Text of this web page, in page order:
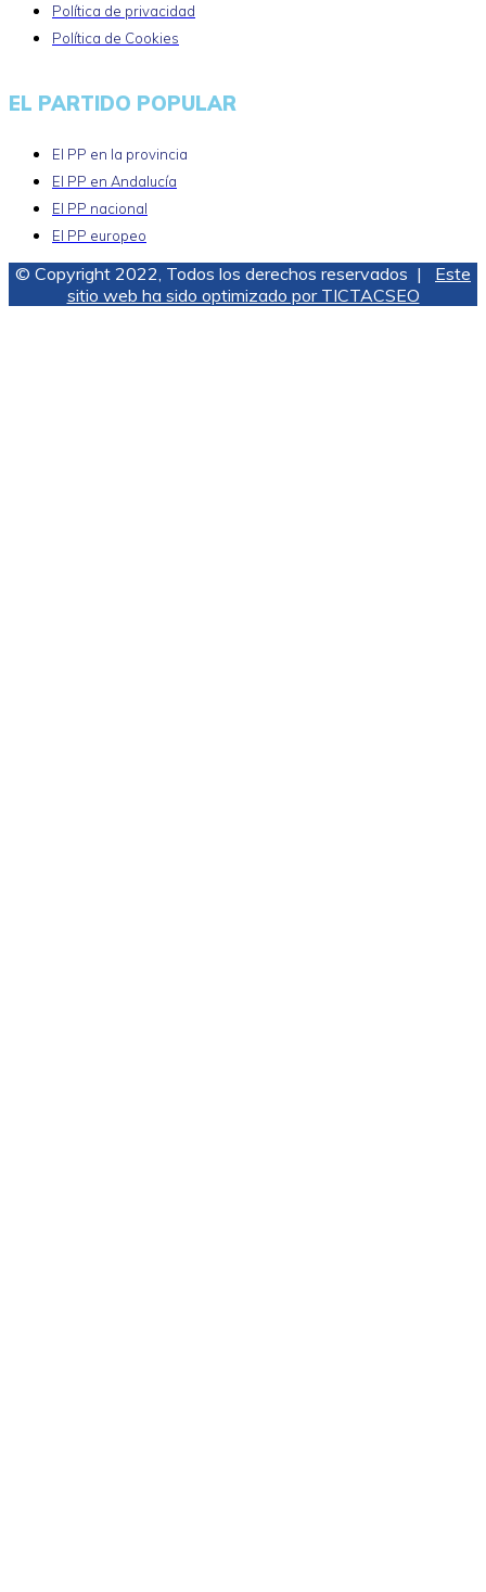
Política de privacidad
Política de Cookies
EL PARTIDO POPULAR
El PP en la provincia
El PP en Andalucía
El PP nacional
El PP europeo
© Copyright 2022, Todos los derechos reservados | Este
sitio web ha sido optimizado por TICTACSEO